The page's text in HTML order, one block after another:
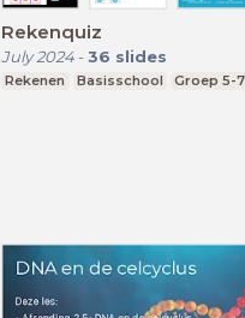
Rekenquiz
July 2024- 36 slides
Rekenen Basisschool Groep 5-7